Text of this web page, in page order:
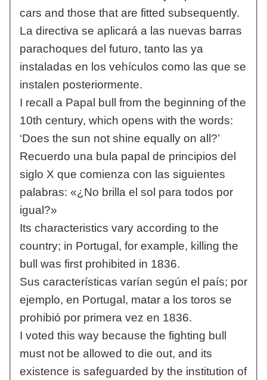
cars and those that are fitted subsequently.
La directiva se aplicará a las nuevas barras
parachoques del futuro, tanto las ya
instaladas en los vehículos como las que se
instalen posteriormente.
I recall a Papal bull from the beginning of the
10th century, which opens with the words:
‘Does the sun not shine equally on all?’
Recuerdo una bula papal de principios del
siglo X que comienza con las siguientes
palabras: «¿No brilla el sol para todos por
igual?»
Its characteristics vary according to the
country; in Portugal, for example, killing the
bull was first prohibited in 1836.
Sus características varían según el país; por
ejemplo, en Portugal, matar a los toros se
prohibió por primera vez en 1836.
I voted this way because the fighting bull
must not be allowed to die out, and its
existence is safeguarded by the institution of